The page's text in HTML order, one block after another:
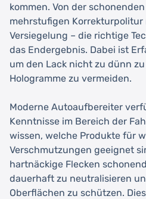
kommen. Von der
mehrstufigen
Versiegelung – die richtige
das Endergebnis. Dabei ist
um den Lack nicht zu dünn
Hologramme zu vermeiden.
Moderne Autoaufbereiter
Kenntnisse im Bereich der
wissen, welche Produkte für
Verschmutzungen geeignet
hartnäckige Flecken
dauerhaft zu neutralisieren
Oberflächen zu schützen.